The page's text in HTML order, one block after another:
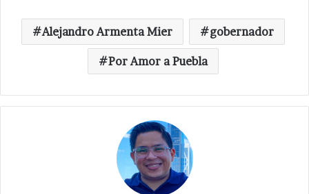
Alejandro Armenta Mier gobernador
Por Amor a Puebla